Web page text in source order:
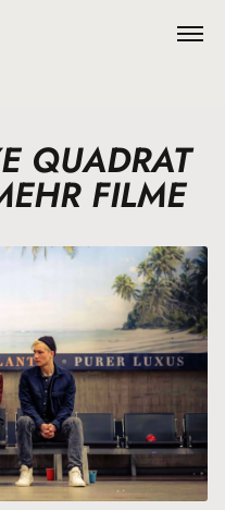
QUADRAT
FILME